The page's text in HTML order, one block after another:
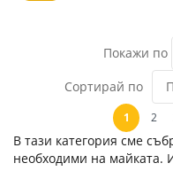
Страница
В
1 2
В тази категория сме
необходими на майката.